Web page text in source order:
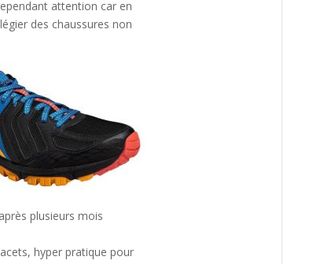
attention car en
des chaussures non
plusieurs mois
hyper pratique pour